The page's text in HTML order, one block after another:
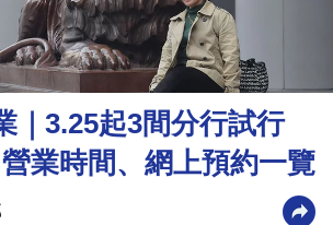
｜3.25起3間分行試行
業時間、網上預約一覽